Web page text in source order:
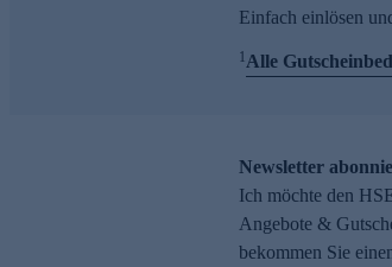
Einfach einlösen
1Alle
Newsletter
Ich möchte den
Angebote &
bekommen Sie